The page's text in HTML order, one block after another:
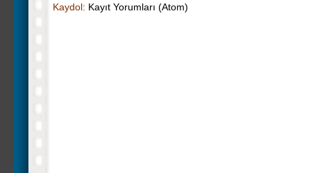
Kaydol: Kayıt Yorumları (Atom)